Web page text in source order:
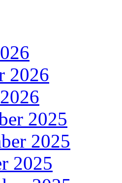
2026
2025
2025
2025